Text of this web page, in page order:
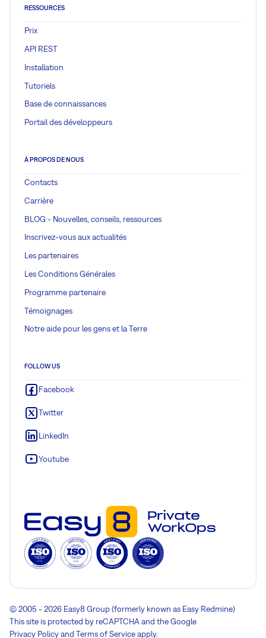
RESSOURCES
Prix
API REST
Installation
Tutoriels
Base de connaissances
Portail des développeurs
À PROPOS DE NOUS
Contacts
Carrière
BLOG - Nouvelles, conseils, ressources
Inscrivez-vous aux actualités
Les partenaires
Les Conditions Générales
Programme partenaire
Témoignages
Notre aide pour les gens et la Terre
FOLLOW US
Facebook
Twitter
LinkedIn
Youtube
© 2005 - 2026 Easy8 Group (formerly known as Easy Redmine)
This site is protected by reCAPTCHA and the Google
Privacy Policyand Terms of Serviceapply.